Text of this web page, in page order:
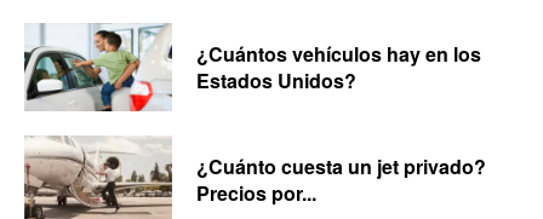
¿Cuántos vehículos hay en los
Estados Unidos?
¿Cuánto cuesta un jet privado?
Precios por...